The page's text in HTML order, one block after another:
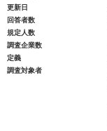
更新日
回答者数
規定人数
調査企業数
定義
調査対象者